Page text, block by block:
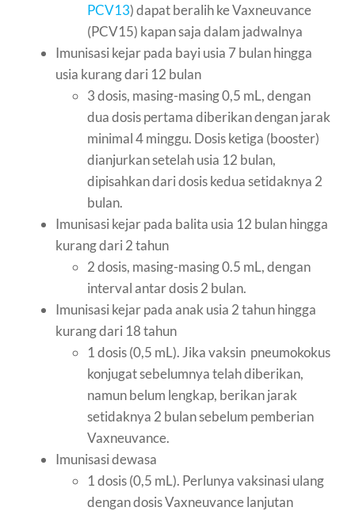
PCV13) dapat beralih ke Vaxneuvance
(PCV15) kapan saja dalam jadwalnya
Imunisasi kejar pada bayi usia 7 bulan hingga
usia kurang dari 12 bulan
3 dosis, masing-masing 0,5 mL, dengan
dua dosis pertama diberikan dengan jarak
minimal 4 minggu. Dosis ketiga (booster)
dianjurkan setelah usia 12 bulan,
dipisahkan dari dosis kedua setidaknya 2
bulan.
Imunisasi kejar pada balita usia 12 bulan hingga
kurang dari 2 tahun
2 dosis, masing-masing 0.5 mL, dengan
interval antar dosis 2 bulan.
Imunisasi kejar pada anak usia 2 tahun hingga
kurang dari 18 tahun
1 dosis (0,5 mL). Jika vaksin pneumokokus
konjugat sebelumnya telah diberikan,
namun belum lengkap, berikan jarak
setidaknya 2 bulan sebelum pemberian
Vaxneuvance.
Imunisasi dewasa
1 dosis (0,5 mL). Perlunya vaksinasi ulang
dengan dosis Vaxneuvance lanjutan